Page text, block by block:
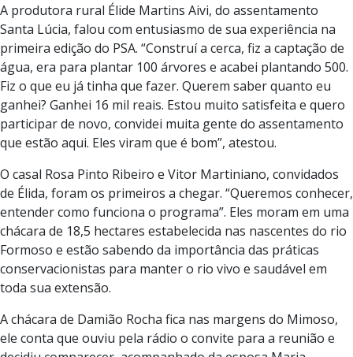
A produtora rural Élide Martins Aivi, do assentamento
Santa Lúcia, falou com entusiasmo de sua experiência na
primeira edição do PSA. “Construí a cerca, fiz a captação de
água, era para plantar 100 árvores e acabei plantando 500.
Fiz o que eu já tinha que fazer. Querem saber quanto eu
ganhei? Ganhei 16 mil reais. Estou muito satisfeita e quero
participar de novo, convidei muita gente do assentamento
que estão aqui. Eles viram que é bom”, atestou.
O casal Rosa Pinto Ribeiro e Vitor Martiniano, convidados
de Élida, foram os primeiros a chegar. “Queremos conhecer,
entender como funciona o programa”. Eles moram em uma
chácara de 18,5 hectares estabelecida nas nascentes do rio
Formoso e estão sabendo da importância das práticas
conservacionistas para manter o rio vivo e saudável em
toda sua extensão.
A chácara de Damião Rocha fica nas margens do Mimoso,
ele conta que ouviu pela rádio o convite para a reunião e